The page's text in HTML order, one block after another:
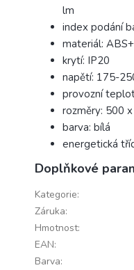
lm
index podání
materiál:
krytí: IP20
napětí: 175-
provozní
rozměry: 500
barva: bílá
energetická
Doplňkové
Kategorie:
Záruka:
Hmotnost:
EAN:
Barva: